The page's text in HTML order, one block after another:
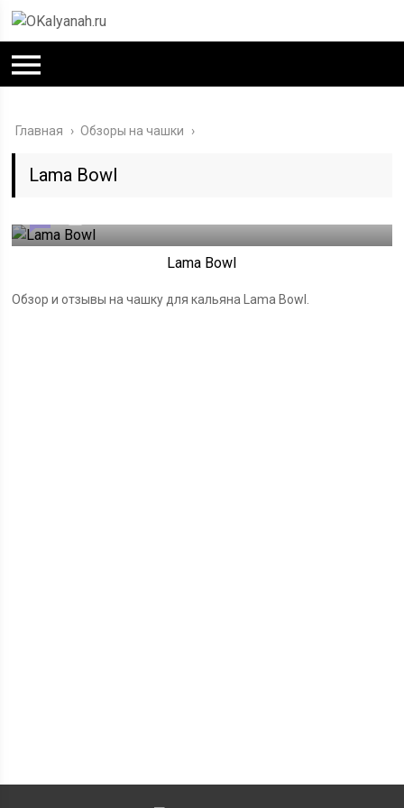
Главная › Обзоры на чашки ›
Lama Bowl
Lama Bowl
Обзор и отзывы на чашку для кальяна Lama Bowl.